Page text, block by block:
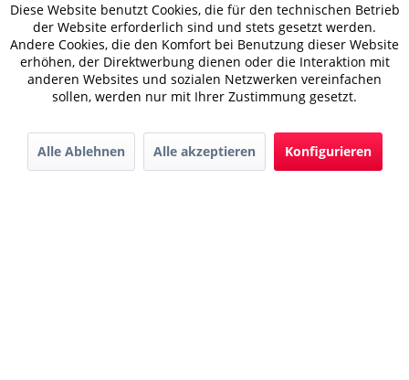
Diese Website benutzt Cookies, die für den technischen Betrieb
der Website erforderlich sind und stets gesetzt werden.
Andere Cookies, die den Komfort bei Benutzung dieser Website
erhöhen, der Direktwerbung dienen oder die Interaktion mit
anderen Websites und sozialen Netzwerken vereinfachen
sollen, werden nur mit Ihrer Zustimmung gesetzt.
Alle Ablehnen Alle akzeptieren Konfigurieren